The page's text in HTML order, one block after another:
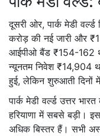
दूसरी ओर,पार्क मेडी
करोड़ की नई जारी और
आईपीओ बैंड ₹154-162
न्यूनतम निवेश ₹14,904
हुई, लेकिन शुरुआती दिनों में
पार्क मेडी वर्ल्ड उत्तर
हरियाणा में सबसे बड़ी।
अधिक बिस्तर हैं। सभी